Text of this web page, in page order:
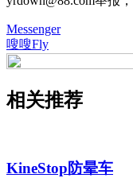
Messenger
嗖嗖Fly
相关推荐
KineStop防晕车